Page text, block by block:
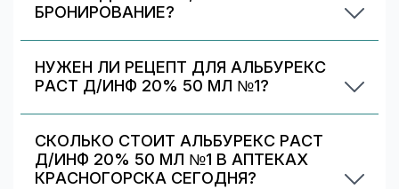
работы.
БРОНИРОВАНИЕ?
перехода на их сайт. Вы можете выбрать
аптеку с бронированием (если есть) или
перейти на сайт партнёра для оформления.
НУЖЕН ЛИ РЕЦЕПТ ДЛЯ АЛЬБУРЕКС
РАСТ Д/ИНФ 20% 50 МЛ №1?
Уточняйте правила у выбранной аптеки.
СКОЛЬКО СТОИТ АЛЬБУРЕКС РАСТ
Д/ИНФ 20% 50 МЛ №1 В АПТЕКАХ
КРАСНОГОРСКА СЕГОДНЯ?